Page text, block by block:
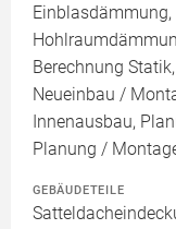
Berechnung
Neueinbau /
Innenausbau,
Planung /
GEBÄUDETEILE